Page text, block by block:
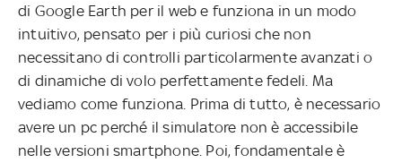
di Google Earth per il web e funziona in un modo
intuitivo, pensato per i più curiosi che non
necessitano di controlli particolarmente avanzati o
di dinamiche di volo perfettamente fedeli. Ma
vediamo come funziona. Prima di tutto, è necessario
avere un pc perché il simulatore non è accessibile
nelle versioni smartphone. Poi, fondamentale è